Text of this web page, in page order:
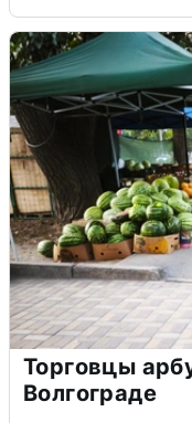
Торговцы
Волгограде